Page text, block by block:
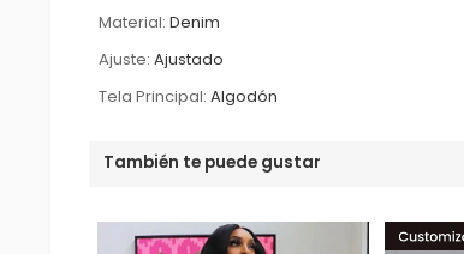
Material: Denim
Ajuste: Ajustado
Tela Principal: Algodón
También te puede gustar